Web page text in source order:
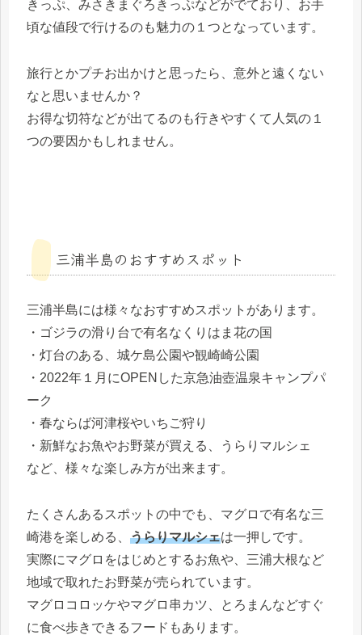
きっぷ、みさきまぐろきっぷなどがでており、お手
頃な値段で行けるのも魅力の１つとなっています。
旅行とかプチお出かけと思ったら、意外と遠くない
なと思いませんか？
お得な切符などが出てるのも行きやすくて人気の１
つの要因かもしれません。
三浦半島のおすすめスポット
三浦半島には様々なおすすめスポットがあります。
・ゴジラの滑り台で有名なくりはま花の国
・灯台のある、城ケ島公園や観崎崎公園
・2022年１月にOPENした京急油壺温泉キャンプパ
ーク
・春ならば河津桜やいちご狩り
・新鮮なお魚やお野菜が買える、うらりマルシェ
など、様々な楽しみ方が出来ます。
たくさんあるスポットの中でも、マグロで有名な三
崎港を楽しめる、 うらりマルシェは一押しです。
実際にマグロをはじめとするお魚や、三浦大根など
地域で取れたお野菜が売られています。
マグロコロッケやマグロ串カツ、とろまんなどすぐ
に食べ歩きできるフードもあります。